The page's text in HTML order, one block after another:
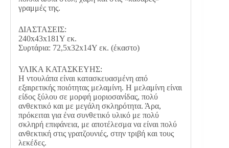
γραμμές της.
ΔΙΑΣΤΑΣΕΙΣ:
240x43x181Υ εκ.
Συρτάρια: 72,5x32x14Υ εκ. (έκαστο)
ΥΛΙΚΑ ΚΑΤΑΣΚΕΥΗΣ:
Η ντουλάπα είναι κατασκευασμένη από
εξαιρετικής ποιότητας μελαμίνη. Η μελαμίνη είναι
είδος ξύλου σε μορφή μοριοσανίδας, πολύ
ανθεκτικό και με μεγάλη σκληρότητα. Άρα,
πρόκειται για ένα συνθετικό υλικό με πολύ
σκληρή επιφάνεια, με αποτέλεσμα να είναι πολύ
ανθεκτική στις γρατζουνιές, στην τριβή και τους
λεκέδες.